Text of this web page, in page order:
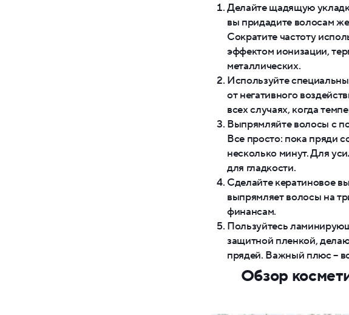
Делайте щадящую
вы придадите волосам
Сократите частоту
эффектом ионизации,
металлических.
Используйте
от негативного
всех случаях, когда
Выпрямляйте волосы с
Все просто: пока пряди
несколько минут. Для
для гладкости.
Сделайте кератиновое
выпрямляет волосы на
финансам.
Пользуйтесь
защитной пленкой,
прядей. Важный плюс –
Обзор